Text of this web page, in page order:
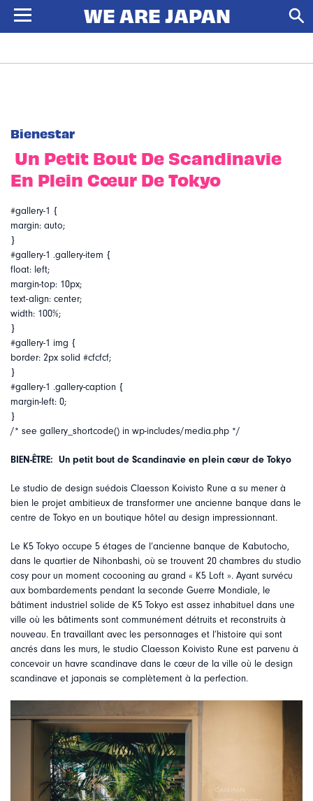
Bienestar
Un Petit Bout De Scandinavie
En Plein Cœur De Tokyo
#gallery-1 {
margin: auto;
}
#gallery-1 .gallery-item {
float: left;
margin-top: 10px;
text-align: center;
width: 100%;
}
#gallery-1 img {
border: 2px solid #cfcfcf;
}
#gallery-1 .gallery-caption {
margin-left: 0;
}
/* see gallery_shortcode() in wp-includes/media.php */
BIEN-ÊTRE: Un petit bout de Scandinavie en plein cœur de Tokyo
Le studio de design suédois Claesson Koivisto Rune a su mener à
bien le projet ambitieux de transformer une ancienne banque dans le
centre de Tokyo en un boutique hôtel au design impressionnant.
Le K5 Tokyo occupe 5 étages de l’ancienne banque de Kabutocho,
dans le quartier de Nihonbashi, où se trouvent 20 chambres du studio
cosy pour un moment cocooning au grand « K5 Loft ». Ayant survécu
aux bombardements pendant la seconde Guerre Mondiale, le
bâtiment industriel solide de K5 Tokyo est assez inhabituel dans une
ville où les bâtiments sont communément détruits et reconstruits à
nouveau. En travaillant avec les personnages et l’histoire qui sont
ancrés dans les murs, le studio Claesson Koivisto Rune est parvenu à
concevoir un havre scandinave dans le cœur de la ville où le design
scandinave et japonais se complètement à la perfection.